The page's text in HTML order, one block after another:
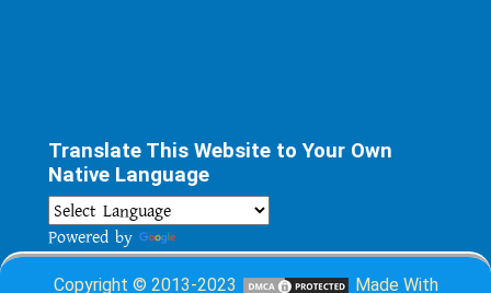
Translate This Website to Your Own
Native Language
Powered by
Copyright © 2013-2023 Made With